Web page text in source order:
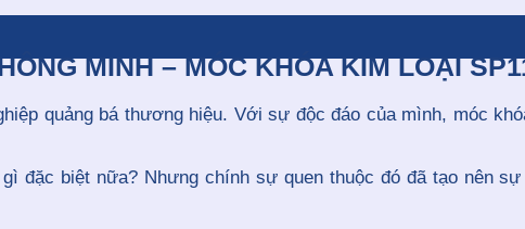
MINH – MÓC KHÓA KIM LOẠI
quảng bá thương hiệu. Với sự độc đáo của mình, móc
đặc biệt nữa? Nhưng chính sự quen thuộc đó đã tạo nên